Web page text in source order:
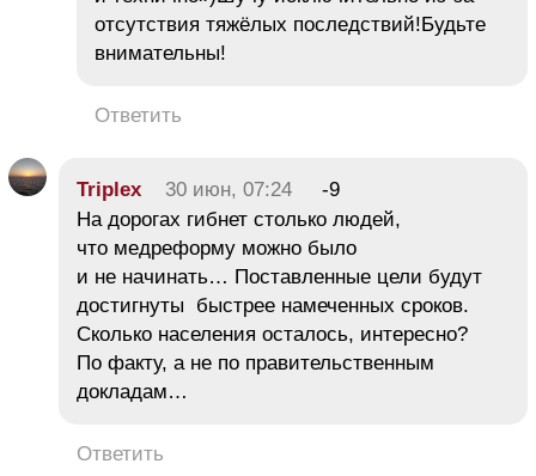
отсутствия тяжёлых последствий!Будьте
внимательны!
Ответить
Triplex 30 июн, 07:24
-9
На дорогах гибнет столько людей,
что медреформу можно было
и не начинать… Поставленные цели будут
достигнуты быстрее намеченных сроков.
Сколько населения осталось, интересно?
По факту, а не по правительственным
докладам…
Ответить